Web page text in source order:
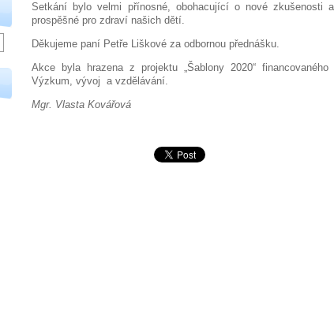
Setkání bylo velmi přínosné, obohacující o nové zkušenosti
prospěšné pro zdraví našich dětí.
Děkujeme paní Petře Liškové za odbornou přednášku.
Akce byla hrazena z projektu „Šablony 2020“
Výzkum, vývoj a vzdělávání.
Mgr. Vlasta Kovářová